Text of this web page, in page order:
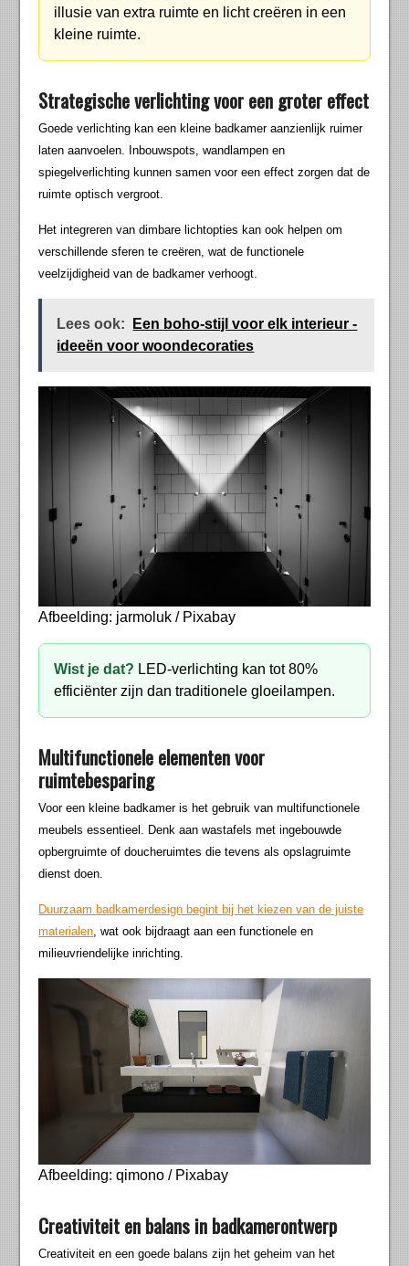
illusie van extra ruimte en licht creëren in een
kleine ruimte.
Strategische verlichting voor een groter effect
Goede verlichting kan een kleine badkamer aanzienlijk ruimer
laten aanvoelen. Inbouwspots, wandlampen en
spiegelverlichting kunnen samen voor een effect zorgen dat de
ruimte optisch vergroot.
Het integreren van dimbare lichtopties kan ook helpen om
verschillende sferen te creëren, wat de functionele
veelzijdigheid van de badkamer verhoogt.
Lees ook:
Een boho-stijl voor elk interieur -
ideeën voor woondecoraties
Afbeelding: jarmoluk / Pixabay
Wist je dat? LED-verlichting kan tot 80%
efficiënter zijn dan traditionele gloeilampen.
Multifunctionele elementen voor
ruimtebesparing
Voor een kleine badkamer is het gebruik van multifunctionele
meubels essentieel. Denk aan wastafels met ingebouwde
opbergruimte of doucheruimtes die tevens als opslagruimte
dienst doen.
Duurzaam badkamerdesign begint bij het kiezen van de juiste
materialen , wat ook bijdraagt aan een functionele en
milieuvriendelijke inrichting.
Afbeelding: qimono / Pixabay
Creativiteit en balans in badkamerontwerp
Creativiteit en een goede balans zijn het geheim van het